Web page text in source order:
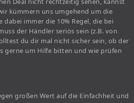
kümmern uns umgehend um die
immer die 10% Regel, die bei
der Händler seriös sein (z.B. von
du dir mal nicht sicher sein, ob der
gerne um Hilfe bitten und wie prüfen
großen Wert auf die Einfachheit und